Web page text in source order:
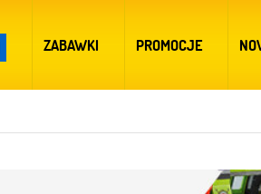
ZABAWKI PROMOCJE